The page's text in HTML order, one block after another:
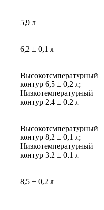
5,9 л
6,2 ± 0,1 л
Высокотемпературный
контур 6,5 ± 0,2 л;
Низкотемпературный
контур 2,4 ± 0,2 л
Высокотемпературный
контур 8,2 ± 0,1 л;
Низкотемпературный
контур 3,2 ± 0,1 л
8,5 ± 0,2 л